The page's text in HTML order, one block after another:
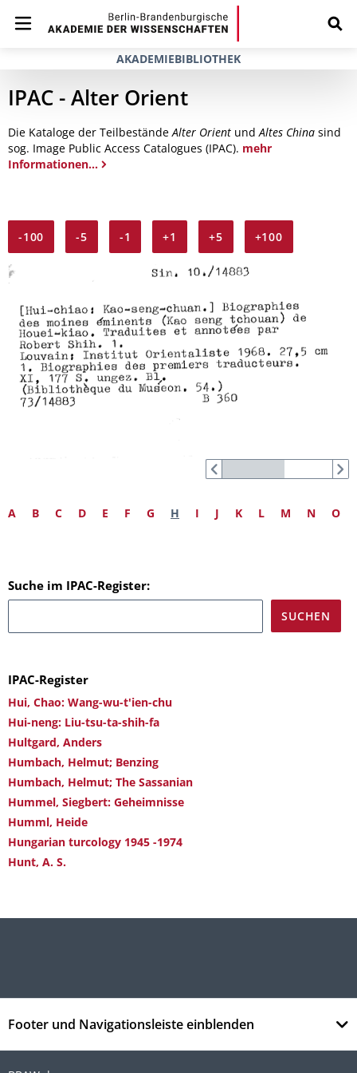
AKADEMIEBIBLIOTHEK
IPAC - Alter Orient
Die Kataloge der TeilbeständeAlter Orient undAltes China sind
sog. Image Public Access Catalogues (IPAC). mehr
Informationen...
-100 -5 -1 +1 +5 +100
A B C D E F G H I J K L M N O
Suche im IPAC-Register:
IPAC-Register
Hui, Chao: Wang-wu-t'ien-chu
Hui-neng: Liu-tsu-ta-shih-fa
Hultgard, Anders
Humbach, Helmut; Benzing
Humbach, Helmut; The Sassanian
Hummel, Siegbert: Geheimnisse
Humml, Heide
Hungarian turcology 1945 -1974
Hunt, A. S.
Footer und Navigationsleiste einblenden